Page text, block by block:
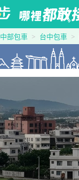
中部包車 台中包車